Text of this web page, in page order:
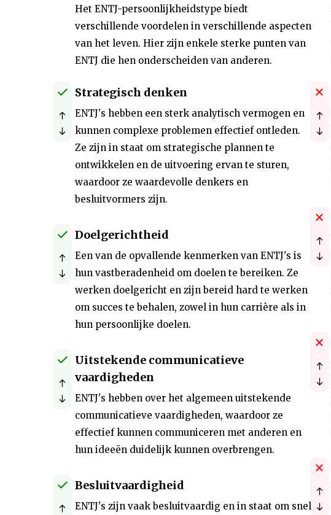
Het ENTJ-persoonlijkheidstype biedt
verschillende voordelen in verschillende aspecten
van het leven. Hier zijn enkele sterke punten van
ENTJ die hen onderscheiden van anderen.
Strategisch denken
ENTJ's hebben een sterk analytisch vermogen en
kunnen complexe problemen effectief ontleden.
Ze zijn in staat om strategische plannen te
ontwikkelen en de uitvoering ervan te sturen,
waardoor ze waardevolle denkers en
besluitvormers zijn.
Doelgerichtheid
Een van de opvallende kenmerken van ENTJ's is
hun vastberadenheid om doelen te bereiken. Ze
werken doelgericht en zijn bereid hard te werken
om succes te behalen, zowel in hun carrière als in
hun persoonlijke doelen.
Uitstekende communicatieve
vaardigheden
ENTJ's hebben over het algemeen uitstekende
communicatieve vaardigheden, waardoor ze
effectief kunnen communiceren met anderen en
hun ideeën duidelijk kunnen overbrengen.
Besluitvaardigheid
ENTJ's zijn vaak besluitvaardig en in staat om snel